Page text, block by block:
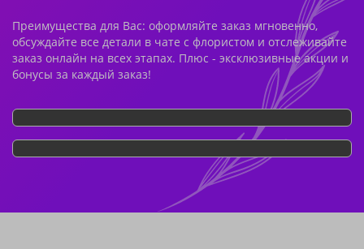
Преимущества для Вас: оформляйте заказ мгновенно,
обсуждайте все детали в чате с флористом и отслеживайте
заказ онлайн на всех этапах. Плюс - эксклюзивные акции и
бонусы за каждый заказ!